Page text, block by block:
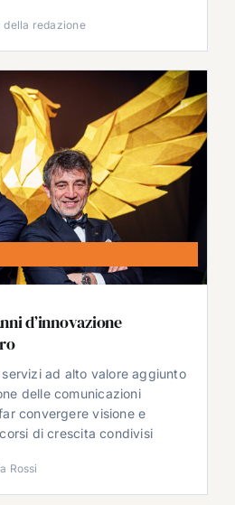
della redazione
d’innovazione
ad alto valore aggiunto
delle comunicazioni
convergere visione e
di crescita condivisi
Rossi